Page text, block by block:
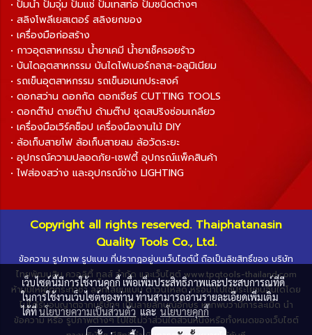
• ปั๊มน้ำ ปั๊มจุ่ม ปั๊มแช่ ปั๊มเทสท่อ ปั๊มชนิดต่างๆ
• สลิงโพลีเยสเตอร์ สลิงยกของ
• เครื่องมือก่อสร้าง
• กาวอุตสาหกรรม น้ำยาเคมี น้ำยาเช็ครอยร้าว
• บันไดอุตสาหกรรม บันไดไฟเบอร์กลาส-อลูมิเนียม
• รถเข็นอุตสาหกรรม รถเข็นอเนกประสงค์
• ดอกสว่าน ดอกกัด ดอกเจียร์ CUTTING TOOLS
• ดอกต๊าป ดายต๊าป ด้ามต๊าป ชุดสปริงซ่อมเกลียว
• เครื่องมือเวิร์คช็อป เครื่องมืองานไม้ DIY
• ล้อเก็บสายไฟ ล้อเก็บสายลม ล้อวัดระยะ
• อุปกรณ์ความปลอดภัย-เซฟตี้ อุปกรณ์แพ็คสินค้า
• ไฟส่องสว่าง และอุปกรณ์ช่าง LIGHTING
Copyright all rights reserved. Thaiphatanasin
Quality Tools Co., Ltd.
ข้อความ รูปภาพ รูปแบบ ที่ปรากฏอยู่บนเว็บไซต์นี้ ถือเป็นลิขสิทธิ์ของ บริษัท
ไทยพัฒนสิน ควอลิตี้ ทูลส์ จำกัด และเว็บไซต์ www.tpqtools-thailand.com
ห้ามมิให้ผู้ใดกระทำซ้ำ ลอกเลียนแบบ ดาวน์โหลด หรือนำไปใช้ประโยชน์อื่นใดโดย
ไม่ได้รับอนุญาตจากบริษัทฯ เป็นลายลักษณ์อักษร หากพบว่ามีการละเมิด นำ
ข้อความ หรือ รูปภาพต่างๆ ไปใช้ไม่ว่าส่วนใดส่วนหนึ่งหรือทั้งหมดของเว็บไซต์
เว็บไซต์นี้มีการใช้งานคุกกี้ เพื่อเพิ่มประสิทธิภาพและประสบการณ์ที่ดี
ในการใช้งานเว็บไซต์ของท่าน ท่านสามารถอ่านรายละเอียดเพิ่มเติม
ได้ที่นโยบายความเป็นส่วนตัวและนโยบายคุกกี้